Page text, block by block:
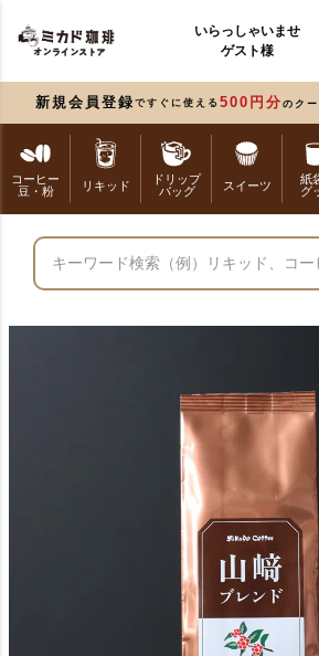
いらっしゃいませ
ゲスト様
新規会員登録 ですぐに使える 500円分 のク
コーヒー
豆・粉
リキッド
ドリップ
バッグ
スイーツ
紙
グ